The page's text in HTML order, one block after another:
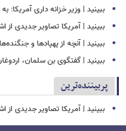
ببینید | وزیر خزانه داری آمریکا:
ببینید | آمریکا تصاویر جدیدی از
ببینید | آنچه از پهپادها و
ببینید | گفتگوی بن سلمان،
پربیننده‌ترین
ببینید | آمریکا تصاویر جدیدی از